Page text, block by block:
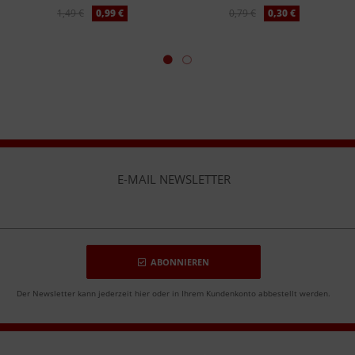
1,49 € 0,99 € 0,79 € 0,30 €
E-MAIL NEWSLETTER
ABONNIEREN
Der Newsletter kann jederzeit hier oder in Ihrem Kundenkonto abbestellt werden.